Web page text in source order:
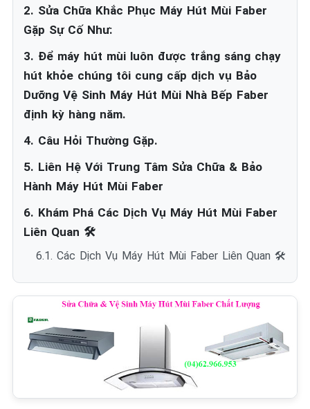
2. Sửa Chữa Khắc Phục Máy Hút Mùi Faber
Gặp Sự Cố Như:
3. Để máy hút mùi luôn được trắng sáng chạy
hút khỏe chúng tôi cung cấp dịch vụ Bảo
Dưỡng Vệ Sinh Máy Hút Mùi Nhà Bếp Faber
định kỳ hàng năm.
4. Câu Hỏi Thường Gặp.
5. Liên Hệ Với Trung Tâm Sửa Chữa & Bảo
Hành Máy Hút Mùi Faber
6. Khám Phá Các Dịch Vụ Máy Hút Mùi Faber
Liên Quan 🛠️
6.1. Các Dịch Vụ Máy Hút Mùi Faber Liên Quan 🛠️